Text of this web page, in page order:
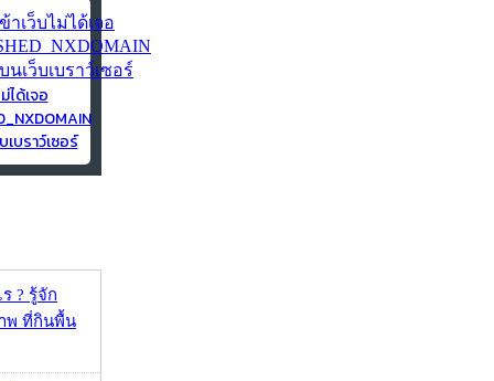
ได้เจอ
บราว์เซอร์
? รู้จัก
พ ที่กินพื้น